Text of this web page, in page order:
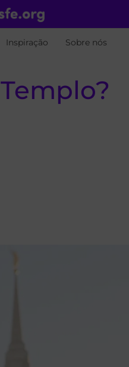
Inspiração Sobre nós